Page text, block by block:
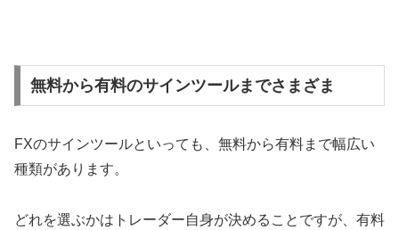
無料から有料のサインツールまでさまざま
FXのサインツールといっても、無料から有料まで幅広い
種類があります。
どれを選ぶかはトレーダー自身が決めることですが、有料